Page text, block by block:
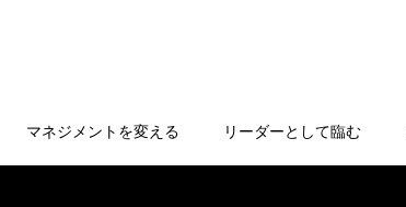
マネジメントを変える リーダーとして臨む